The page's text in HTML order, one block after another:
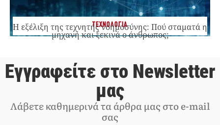
ΤΕΧΝΟΛΟΓΙΑ
Η εξέλιξη της τεχνητής νοημοσύνης: Πού σταματά η
μηχανή και ξεκινά ο άνθρωπος;
Εγγραφείτε στο Newsletter
μας
Λάβετε καθημερινά τα άρθρα μας στο e-mail
σας